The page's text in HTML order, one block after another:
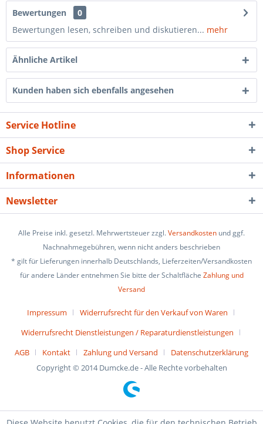
Bewertungen
0
Bewertungen lesen, schreiben und diskutieren... mehr
Ähnliche Artikel
Kunden haben sich ebenfalls angesehen
Service Hotline
Shop Service
Informationen
Newsletter
Alle Preise inkl. gesetzl. Mehrwertsteuer zzgl.Versandkosten und ggf.
Nachnahmegebühren, wenn nicht anders beschrieben
* gilt für Lieferungen innerhalb Deutschlands, Lieferzeiten/Versandkosten
für andere Länder entnehmen Sie bitte der Schaltfläche Zahlung und
Versand
Impressum
Widerrufsrecht für den Verkauf von Waren
Widerrufsrecht Dienstleistungen / Reparaturdienstleistungen
AGB
Kontakt Zahlung und Versand
Datenschutzerklärung
Copyright © 2014 Dumcke.de - Alle Rechte vorbehalten